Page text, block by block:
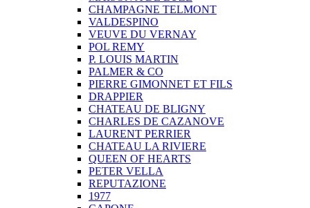
CHAMPAGNE TELMONT
VALDESPINO
VEUVE DU VERNAY
POL REMY
P. LOUIS MARTIN
PALMER & CO
PIERRE GIMONNET ET FILS
DRAPPIER
CHATEAU DE BLIGNY
CHARLES DE CAZANOVE
LAURENT PERRIER
CHATEAU LA RIVIERE
QUEEN OF HEARTS
PETER VELLA
REPUTAZIONE
1977